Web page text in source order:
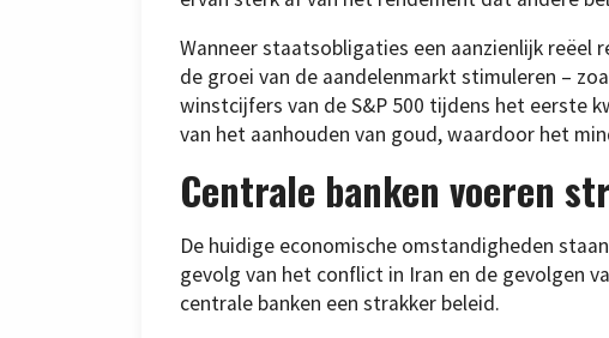
Wanneer staatsobligaties een aanzienlijk
de groei van de aandelenmarkt stimuleren –
winstcijfers van de S&P 500 tijdens het eerste
van het aanhouden van goud, waardoor het
Centrale banken voeren
De huidige economische omstandigheden
gevolg van het conflict in Iran en de gevolgen
centrale banken een strakker beleid.